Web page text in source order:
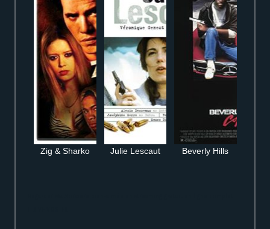
Zig & Sharko Julie Lescaut Beverly Hills